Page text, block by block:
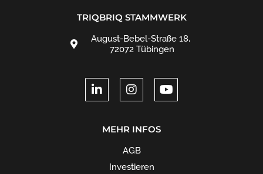
TRIQBRIQ STAMMWERK
August-Bebel-Straße 18,
72072 Tübingen
MEHR INFOS
AGB
Investieren